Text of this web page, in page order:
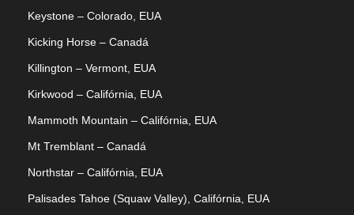
Keystone – Colorado, EUA
Kicking Horse – Canadá
Killington – Vermont, EUA
Kirkwood – Califórnia, EUA
Mammoth Mountain – Califórnia, EUA
Mt Tremblant – Canadá
Northstar – Califórnia, EUA
Palisades Tahoe (Squaw Valley), Califórnia, EUA